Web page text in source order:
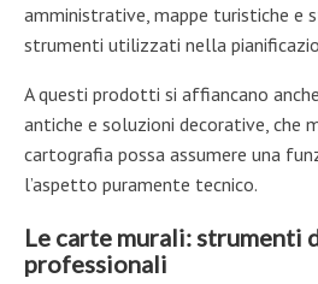
amministrative, mappe turistiche e
strumenti utilizzati nella
A questi prodotti si affiancano
antiche e soluzioni decorative, che
cartografia possa assumere una
l’aspetto puramente tecnico.
Le carte murali: strumenti
professionali